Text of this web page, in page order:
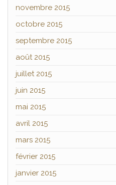
novembre 2015
octobre 2015
septembre 2015
août 2015
juillet 2015
juin 2015
mai 2015
avril 2015
mars 2015
février 2015
janvier 2015